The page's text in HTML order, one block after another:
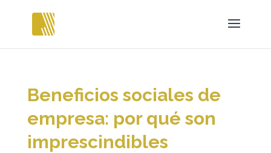
Beneficios sociales de
empresa: por qué son
imprescindibles